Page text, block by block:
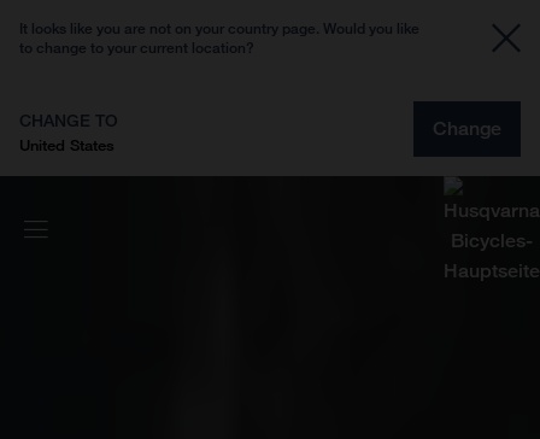
It looks like you are not on your country page. Would you like
to change to your current location?
CHANGE TO
United States
Change